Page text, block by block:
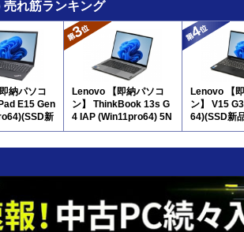
れ筋ランキング
納パソコ
E15 Gen
新
テンキー
Lenovo 【即納パソコ
ン】 ThinkBook 13s G
4 IAP (Win11pro64) 5N
12
Lenovo 【
ン】 V15
64)(SSD新
D新品) ※